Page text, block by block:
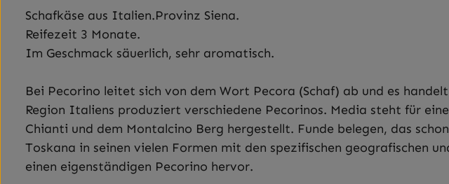
Schafkäse aus Italien.Provinz Siena.
Reifezeit 3 Monate.
Im Geschmack säuerlich, sehr aromatisch.
Bei Pecorino leitet sich von dem Wort Pecora (Schaf) ab und es
Region Italiens produziert verschiedene Pecorinos. Media steht für
Chianti und dem Montalcino Berg hergestellt. Funde belegen, das
Toskana in seinen vielen Formen mit den spezifischen geografischen
einen eigenständigen Pecorino hervor.